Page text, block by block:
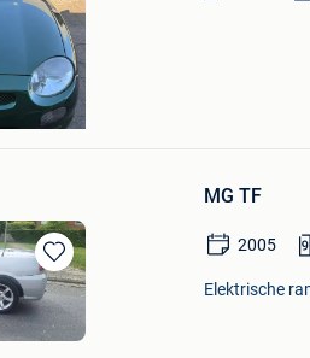
Bewaren
in
Mijn
Favorieten
MG TF
2005
Elektrische